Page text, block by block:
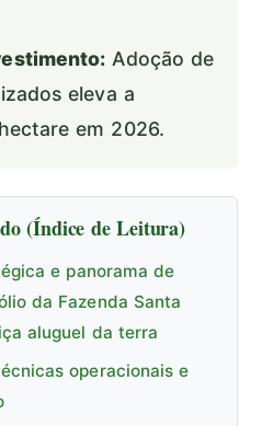
Adoção de
eleva a
em 2026.
(Índice de Leitura)
e panorama de
da Fazenda Santa
aluguel da terra
operacionais e